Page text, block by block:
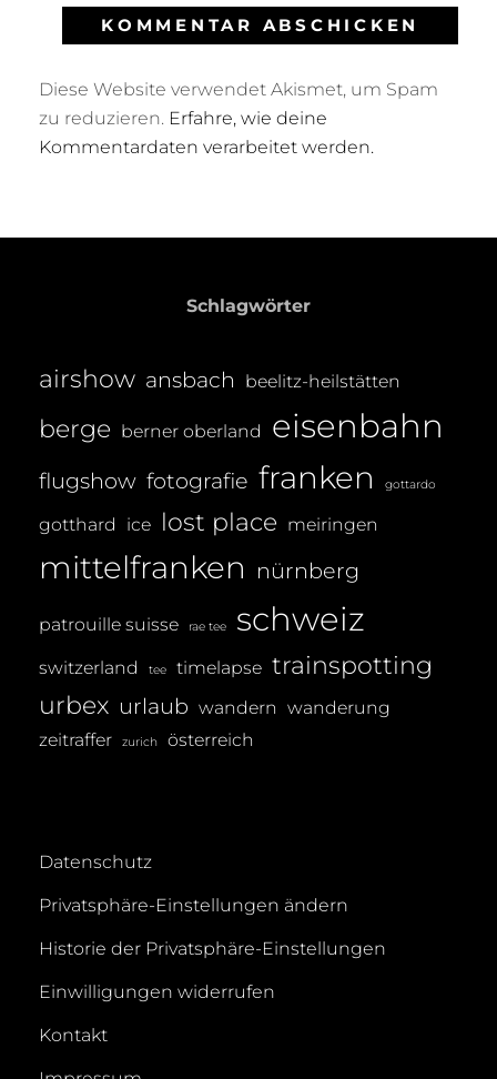
Diese Website verwendet Akismet, um Spam
zu reduzieren. Erfahre, wie deine
Kommentardaten verarbeitet werden.
Schlagwörter
airshow ansbach beelitz-heilstätten
berge berner oberland eisenbahn
flugshow fotografie franken gottardo
gotthard ice lost place meiringen
mittelfranken nürnberg
patrouille suisse rae tee schweiz
switzerland tee timelapse trainspotting
urbex urlaub wandern wanderung
zeitraffer
zurich österreich
Datenschutz
Privatsphäre-Einstellungen ändern
Historie der Privatsphäre-Einstellungen
Einwilligungen widerrufen
Kontakt